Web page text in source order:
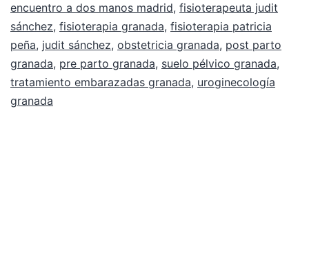
encuentro a dos manos madrid, fisioterapeuta judit
sánchez, fisioterapia granada, fisioterapia patricia
peña, judit sánchez, obstetricia granada, post parto
granada, pre parto granada, suelo pélvico granada,
tratamiento embarazadas granada, uroginecología
granada